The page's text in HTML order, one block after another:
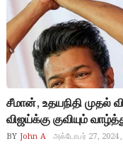
சீமான், உதயநிதி முதல்
விஜய்க்கு குவியும்
BY John A அக்டோபர் 27, 2024,